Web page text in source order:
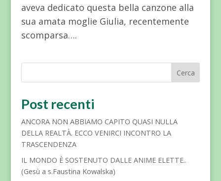
aveva dedicato questa bella canzone alla
sua amata moglie Giulia, recentemente
scomparsa….
Cerca
Post recenti
ANCORA NON ABBIAMO CAPITO QUASI NULLA
DELLA REALTÀ. ECCO VENIRCI INCONTRO LA
TRASCENDENZA
IL MONDO È SOSTENUTO DALLE ANIME ELETTE..
(Gesù a s.Faustina Kowalska)